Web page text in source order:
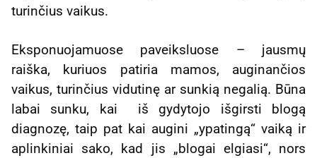
turinčius vaikus.
Eksponuojamuose paveiksluose – jausmų
raiška, kuriuos patiria mamos, auginančios
vaikus, turinčius vidutinę ar sunkią negalią. Būna
labai sunku, kai iš gydytojo išgirsti blogą
diagnozę, taip pat kai augini „ypatingą“ vaiką ir
aplinkiniai sako, kad jis „blogai elgiasi“, nors